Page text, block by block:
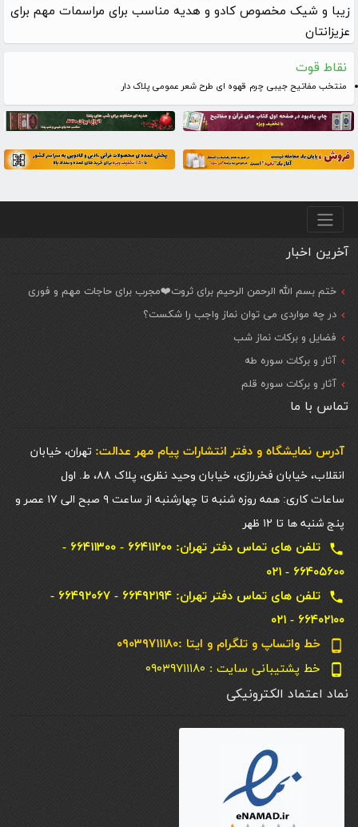
زیبا و شیک مخصوص کادو و هدیه مناسب برای مراسمات مهم برای
عزیزانتان
نقاط قوت
منتخب مفاتیح جیبی چرم قهوه ای طرح شعر عمومی پلاک دار
منو پایین
آخرین اخبار
ختم بسم الله الرحمن الرحیم برای ثروت❤️مجرب برای حاجات مهم و فوری
در چه مواردی می توان نماز واجب را شکست؟
فضایل و برکات نماز شب
آثار و برکات سوره طه
آثار و برکات سوره قلم
تماس با ما
آدرس نمایشگاه و دفتر انتشارات پيام مهر عدالت: تهران، خیابان
انقلاب، خیابان فخررازی، خیابان وحید نظری، پلاک ۸۸، ط. اول
ساعات کاری: همه روزه شنبه تا چهارشنبه از ساعت ۹ صبح الی ۱۷ عصر و
پنج شنبه ها تا ۱۲ ظهر
local_phone
تلفن های تماس دفتر تهران: ۶۶۴۱۱۲۰۰ - ۶۶۴۱۱۳۰۰ -
۶۶۴۰۵۶۰۰ - ۰۲۱
local_phone
تلفن های تماس دفتر تهران: ۶۶۴۹۲۱۹۴ - ۶۶۴۹۲۰۶۷ -
۶۶۴۰۲۱۰۰ - ۰۲۱
phone_android خط واتساپ و تلگرام و ایتا :۰۹۰۳۹۷۱۱۱۸۰
phone_android خط پشتیبانی سایت : ۰۹۰۳۹۷۱۱۱۸۰
نماد اعتماد الکترونیکی